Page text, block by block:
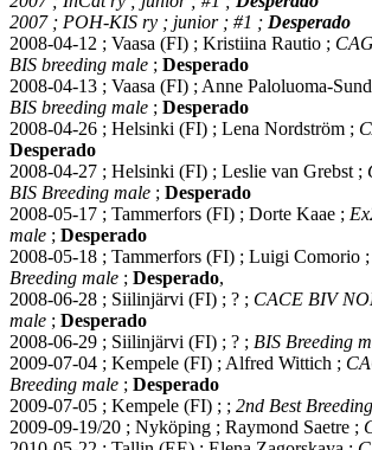
2007 ; POH-KIS ry ; junior ; #1 ; Desperado
2008-04-12 ; Vaasa (FI) ; Kristiina Rautio ;
BIS breeding male ; Desperado
2008-04-13 ; Vaasa (FI) ; Anne Paloluoma-
BIS breeding male ; Desperado
2008-04-26 ; Helsinki (FI) ; Lena Nordström ;
Desperado
2008-04-27 ; Helsinki (FI) ; Leslie van Grebst ;
BIS Breeding male ; Desperado
2008-05-17 ; Tammerfors (FI) ; Dorte Kaae ;
male ; Desperado
2008-05-18 ; Tammerfors (FI) ; Luigi Comorio ;
Breeding male ; Desperado,
2008-06-28 ; Siilinjärvi (FI) ; ? ; CACE BIV
male ; Desperado
2008-06-29 ; Siilinjärvi (FI) ; ? ; BIS Breeding
2009-07-04 ; Kempele (FI) ; Alfred Wittich ;
Breeding male ; Desperado
2009-07-05 ; Kempele (FI) ; ; 2nd Best
2009-09-19/20 ; Nyköping ; Raymond Saetre ;